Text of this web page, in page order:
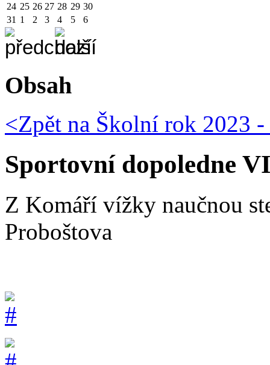
24 25 26 27 28 29 30
31 1 2 3 4 5 6
Obsah
<Zpět na Školní rok 2023 -
Sportovní dopoledne
Z Komáří vížky naučnou
Proboštova